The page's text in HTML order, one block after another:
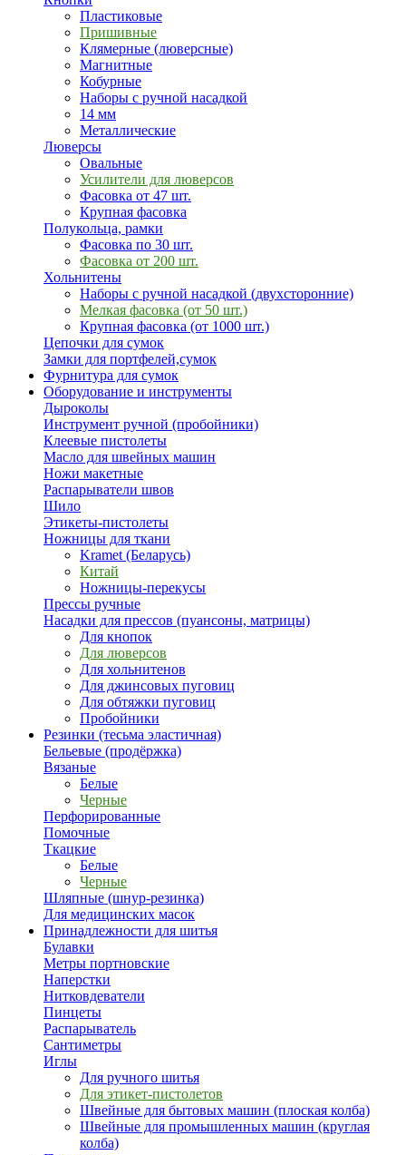
Пластиковые
Пришивные
Клямерные (люверсные)
Магнитные
Кобурные
Наборы с ручной насадкой
14 мм
Металлические
Люверсы
Овальные
Усилители для люверсов
Фасовка от 47 шт.
Крупная фасовка
Полукольца, рамки
Фасовка по 30 шт.
Фасовка от 200 шт.
Хольнитены
Наборы с ручной насадкой (двухсторонние)
Мелкая фасовка (от 50 шт.)
Крупная фасовка (от 1000 шт.)
Цепочки для сумок
Замки для портфелей,сумок
Фурнитура для сумок
Оборудование и инструменты
Дыроколы
Инструмент ручной (пробойники)
Клеевые пистолеты
Масло для швейных машин
Ножи макетные
Распарыватели швов
Шило
Этикеты-пистолеты
Ножницы для ткани
Kramet (Беларусь)
Китай
Ножницы-перекусы
Прессы ручные
Насадки для прессов (пуансоны, матрицы)
Для кнопок
Для люверсов
Для хольнитенов
Для джинсовых пуговиц
Для обтяжки пуговиц
Пробойники
Резинки (тесьма эластичная)
Бельевые (продёржка)
Вязаные
Белые
Черные
Перфорированные
Помочные
Ткацкие
Белые
Черные
Шляпные (шнур-резинка)
Для медицинских масок
Принадлежности для шитья
Булавки
Метры портновские
Наперстки
Нитковдеватели
Пинцеты
Распарыватель
Сантиметры
Иглы
Для ручного шитья
Для этикет-пистолетов
Швейные для бытовых машин (плоская колба)
Швейные для промышленных машин (круглая
колба)